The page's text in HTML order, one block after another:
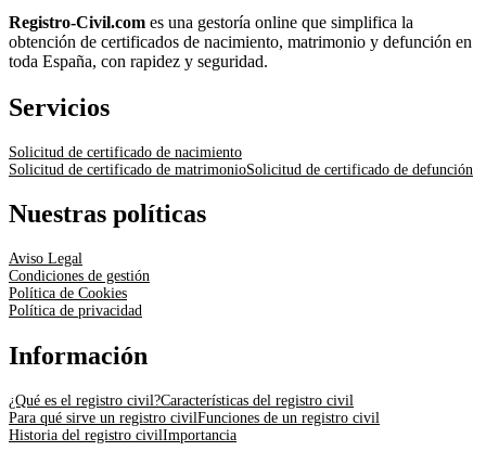
Registro-Civil.com es una gestoría online que simplifica la
obtención de certificados de nacimiento, matrimonio y defunción en
toda España, con rapidez y seguridad.
Servicios
Solicitud de certificado de nacimiento
Solicitud de certificado de matrimonioSolicitud de certificado de defunción
Nuestras políticas
Aviso Legal
Condiciones de gestión
Política de Cookies
Política de privacidad
Información
¿Qué es el registro civil?Características del registro civil
Para qué sirve un registro civilFunciones de un registro civil
Historia del registro civilImportancia